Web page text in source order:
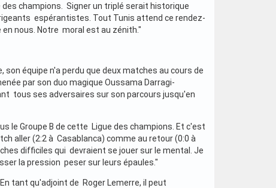
champions. Signer un triplé serait historique
espérantistes. Tout Tunis attend ce rendez-
nous. Notre moral est au zénith."
équipe n'a perdu que deux matches au cours de
par son duo magique Oussama Darragi-
tous ses adversaires sur son parcours jusqu'en
le Groupe B de cette Ligue des champions. Et c'est
aller (2:2 à Casablanca) comme au retour (0:0 à
difficiles qui devraient se jouer sur le mental. Je
la pression peser sur leurs épaules."
tant qu'adjoint de Roger Lemerre, il peut